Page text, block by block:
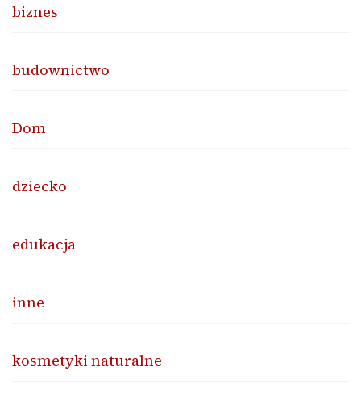
biznes
budownictwo
Dom
dziecko
edukacja
inne
kosmetyki naturalne